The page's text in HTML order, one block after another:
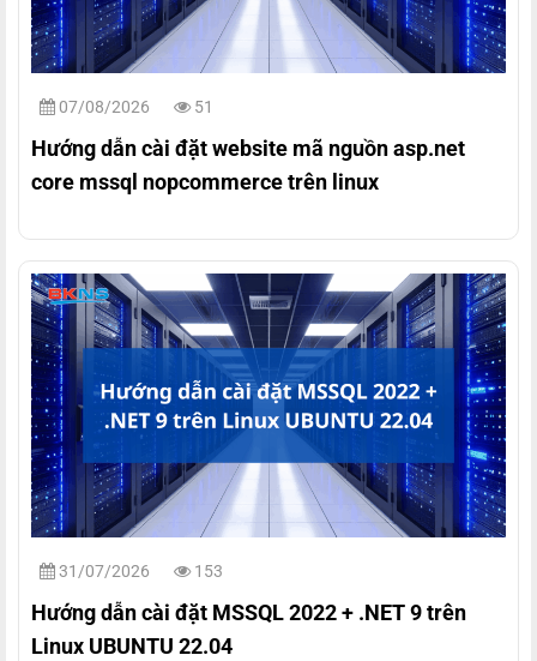
07/08/2026 51
Hướng dẫn cài đặt website mã nguồn asp.net
core mssql nopcommerce trên linux
31/07/2026 153
Hướng dẫn cài đặt MSSQL 2022 + .NET 9 trên
Linux UBUNTU 22.04